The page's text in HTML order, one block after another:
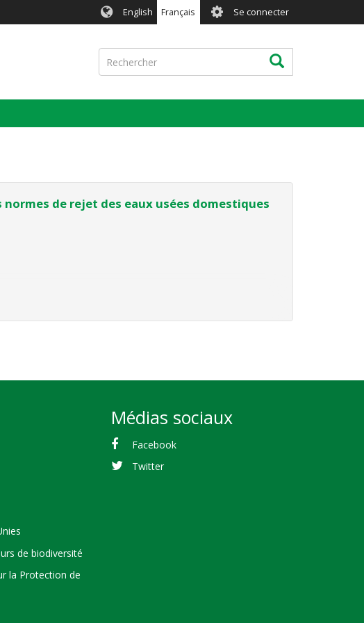
English Français User
account
menu
Se connecter
Rechercher Rechercher
de rejet des eaux usées domestiques
de biodiversité
la Protection de
Médias sociaux
Facebook
Twitter